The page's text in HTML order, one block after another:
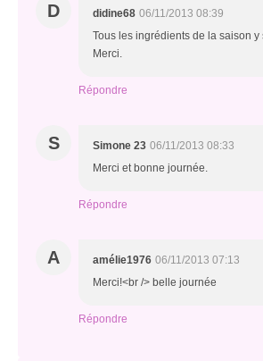
D didine68 06/11/2013 08:39
Tous les ingrédients de la saison y
Merci.
Répondre
S Simone 23 06/11/2013 08:33
Merci et bonne journée.
Répondre
A amélie1976 06/11/2013 07:13
Merci!<br /> belle journée
Répondre